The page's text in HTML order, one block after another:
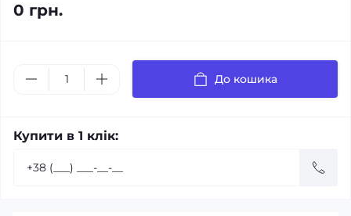
0 грн.
До кошика
Купити в 1 клік: